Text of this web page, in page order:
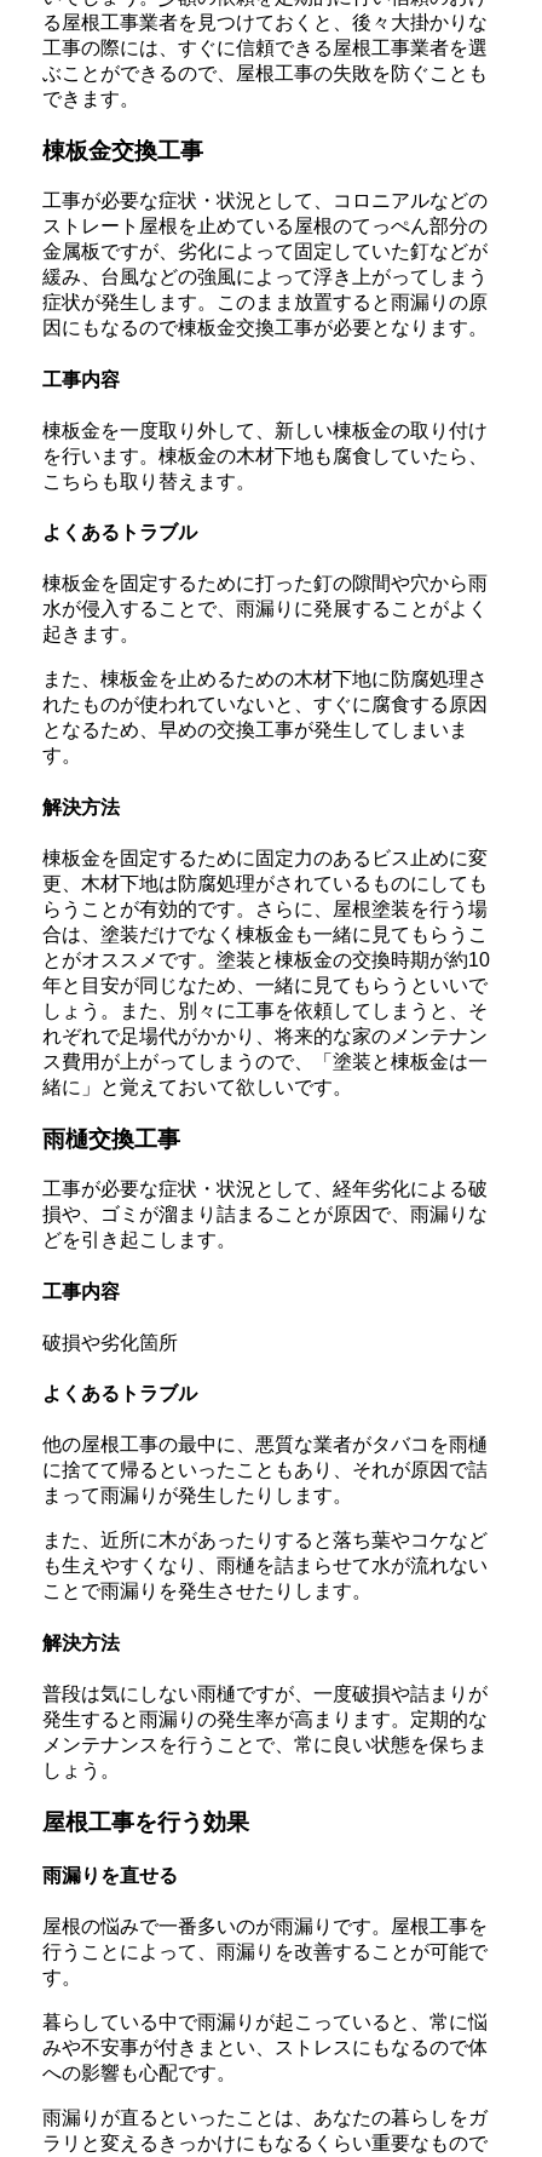
る屋根工事業者を見つけておくと、後々大掛かりな
工事の際には、すぐに信頼できる屋根工事業者を選
ぶことができるので、屋根工事の失敗を防ぐことも
できます。
棟板金交換工事
工事が必要な症状・状況として、コロニアルなどの
ストレート屋根を止めている屋根のてっぺん部分の
金属板ですが、劣化によって固定していた釘などが
緩み、台風などの強風によって浮き上がってしまう
症状が発生します。このまま放置すると雨漏りの原
因にもなるので棟板金交換工事が必要となります。
工事内容
棟板金を一度取り外して、新しい棟板金の取り付け
を行います。棟板金の木材下地も腐食していたら、
こちらも取り替えます。
よくあるトラブル
棟板金を固定するために打った釘の隙間や穴から雨
水が侵入することで、雨漏りに発展することがよく
起きます。
また、棟板金を止めるための木材下地に防腐処理さ
れたものが使われていないと、すぐに腐食する原因
となるため、早めの交換工事が発生してしまいま
す。
解決方法
棟板金を固定するために固定力のあるビス止めに変
更、木材下地は防腐処理がされているものにしても
らうことが有効的です。さらに、屋根塗装を行う場
合は、塗装だけでなく棟板金も一緒に見てもらうこ
とがオススメです。塗装と棟板金の交換時期が約10
年と目安が同じなため、一緒に見てもらうといいで
しょう。また、別々に工事を依頼してしまうと、そ
れぞれで足場代がかかり、将来的な家のメンテナン
ス費用が上がってしまうので、「塗装と棟板金は一
緒に」と覚えておいて欲しいです。
雨樋交換工事
工事が必要な症状・状況として、経年劣化による破
損や、ゴミが溜まり詰まることが原因で、雨漏りな
どを引き起こします。
工事内容
破損や劣化箇所
よくあるトラブル
他の屋根工事の最中に、悪質な業者がタバコを雨樋
に捨てて帰るといったこともあり、それが原因で詰
まって雨漏りが発生したりします。
また、近所に木があったりすると落ち葉やコケなど
も生えやすくなり、雨樋を詰まらせて水が流れない
ことで雨漏りを発生させたりします。
解決方法
普段は気にしない雨樋ですが、一度破損や詰まりが
発生すると雨漏りの発生率が高まります。定期的な
メンテナンスを行うことで、常に良い状態を保ちま
しょう。
屋根工事を行う効果
雨漏りを直せる
屋根の悩みで一番多いのが雨漏りです。屋根工事を
行うことによって、雨漏りを改善することが可能で
す。
暮らしている中で雨漏りが起こっていると、常に悩
みや不安事が付きまとい、ストレスにもなるので体
への影響も心配です。
雨漏りが直るといったことは、あなたの暮らしをガ
ラリと変えるきっかけにもなるくらい重要なもので